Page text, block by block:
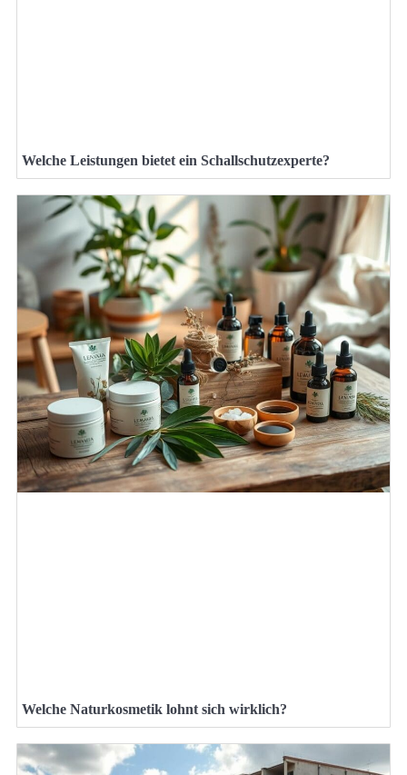
Welche Leistungen bietet ein Schallschutzexperte?
Welche Naturkosmetik lohnt sich wirklich?